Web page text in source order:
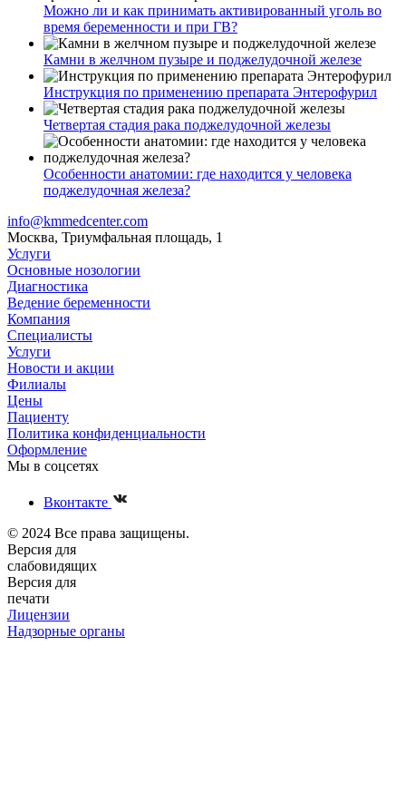
Можно ли и как принимать активированный уголь во
время беременности и при ГВ?
Камни в желчном пузыре и поджелудочной железе
Инструкция по применению препарата Энтерофурил
Четвертая стадия рака поджелудочной железы
Особенности анатомии: где находится у человека
поджелудочная железа?
info@kmmedcenter.com
Москва, Триумфальная площадь, 1
Услуги
Основные нозологии
Диагностика
Ведение беременности
Компания
Специалисты
Услуги
Новости и акции
Филиалы
Цены
Пациенту
Политика конфиденциальности
Оформление
Мы в соцсетях
Вконтакте
© 2024 Все права защищены.
Версия для
слабовидящих
Версия для
печати
Лицензии
Надзорные органы